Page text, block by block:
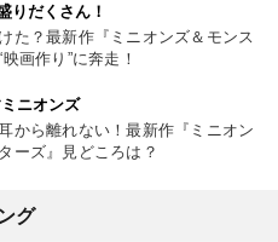
りだくさん！
た？最新作『ミニオンズ＆モンス
画作り”に奔走！
ニオンズ
から離れない！最新作『ミニオン
ーズ』見どころは？
グ